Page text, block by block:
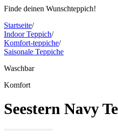
Finde deinen Wunschteppich!
Startseite/
Indoor Teppich/
Komfort-teppiche/
Saisonale Teppiche
Waschbar
Komfort
Seestern Navy